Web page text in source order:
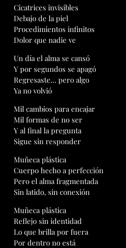
Cicatrices invisibles
Debajo de la piel
Procedimientos infinitos
Dolor que nadie ve
Un día el alma se cansó
Y por segundos se apagó
Regresaste… pero algo
Ya no volvió
Mil cambios para encajar
Mil formas de no ser
Y al final la pregunta
Sigue sin responder
Muñeca plástica
Cuerpo hecho a perfección
Pero el alma fragmentada
Sin latido, sin conexión
Muñeca plástica
Reflejo sin identidad
Lo que brilla por fuera
Por dentro no está